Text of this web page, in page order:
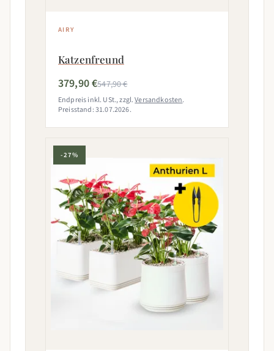
AIRY
Katzenfreund
379,90 €547,90 €
Endpreis inkl. USt., zzgl.Versandkosten.
Preisstand: 31.07.2026.
-27%